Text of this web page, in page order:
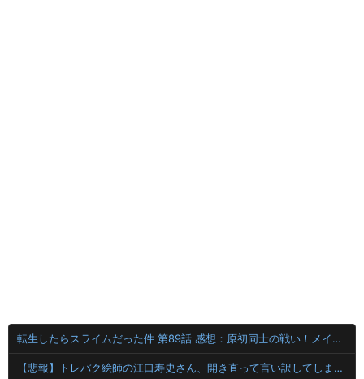
転生したらスライムだった件 第89話 感想：原初同士の戦い！メイドvs執事になってる！
【悲報】トレパク絵師の江口寿史さん、開き直って言い訳してしまう。全く反省してないと話題に